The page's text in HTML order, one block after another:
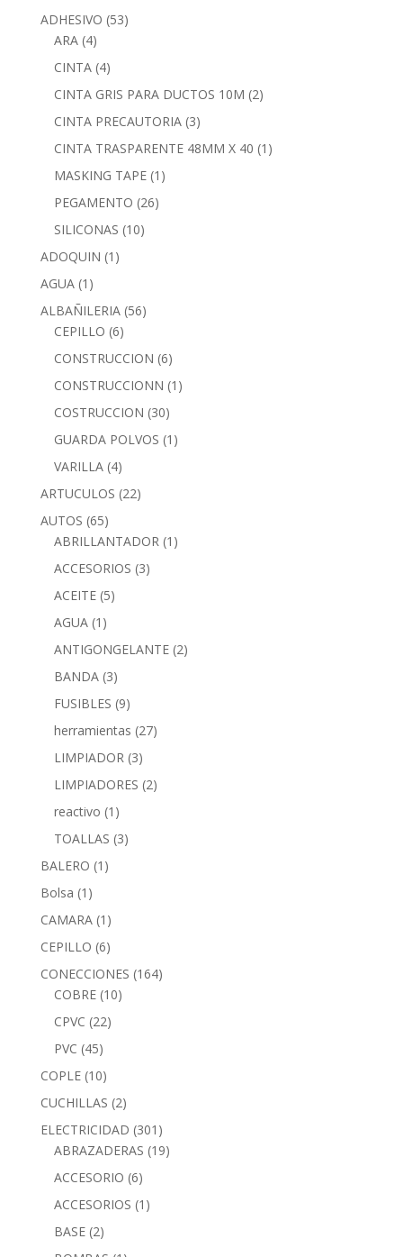
ADHESIVO (53)
ARA (4)
CINTA (4)
CINTA GRIS PARA DUCTOS 10M (2)
CINTA PRECAUTORIA (3)
CINTA TRASPARENTE 48MM X 40 (1)
MASKING TAPE (1)
PEGAMENTO (26)
SILICONAS (10)
ADOQUIN (1)
AGUA (1)
ALBAÑILERIA (56)
CEPILLO (6)
CONSTRUCCION (6)
CONSTRUCCIONN (1)
COSTRUCCION (30)
GUARDA POLVOS (1)
VARILLA (4)
ARTUCULOS (22)
AUTOS (65)
ABRILLANTADOR (1)
ACCESORIOS (3)
ACEITE (5)
AGUA (1)
ANTIGONGELANTE (2)
BANDA (3)
FUSIBLES (9)
herramientas (27)
LIMPIADOR (3)
LIMPIADORES (2)
reactivo (1)
TOALLAS (3)
BALERO (1)
Bolsa (1)
CAMARA (1)
CEPILLO (6)
CONECCIONES (164)
COBRE (10)
CPVC (22)
PVC (45)
COPLE (10)
CUCHILLAS (2)
ELECTRICIDAD (301)
ABRAZADERAS (19)
ACCESORIO (6)
ACCESORIOS (1)
BASE (2)